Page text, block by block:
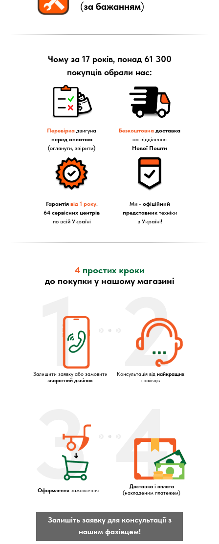
(за бажанням)
Чому за 17 років, понад 61 300
покупців обрали нас:
Перевірка двигуна
перед оплатою
(оглянути, звірити)
Гарантія від 1 року.
64 сервісних центрів
по всій Україні
Безкоштовна доставка
на відділення
Нової Пошти
Ми - офіційний
представниктехніки
в Україні!
1
4
3
2
Залишити заявку або замовити
зворотний дзвінок
Консультація від найкращих
фахівців
Оформленнязамовлення
Доставка і оплата
(накладеним платежем)
4 простих кроки
до покупки у нашому магазині
Залишіть заявку для консультації з
нашим фахівцем!